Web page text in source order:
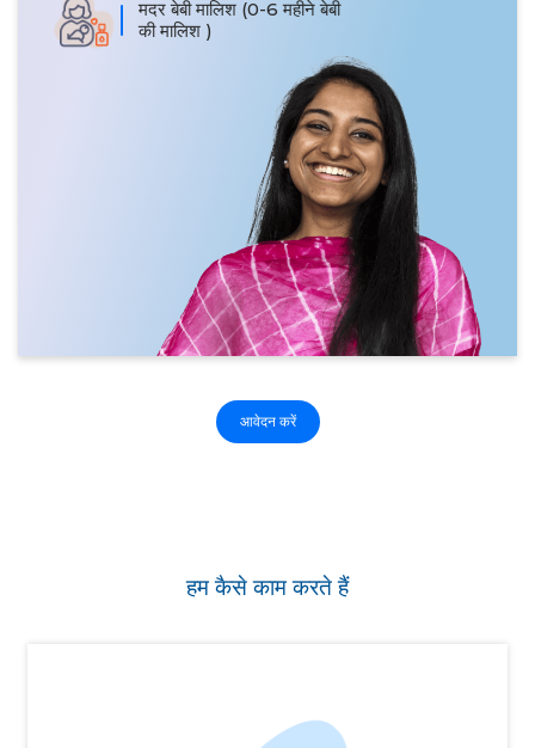
मदर बेबी मालिश (0-6 महीने बेबी
की मालिश )
आवेदन करें
हम कैसे काम करते हैं